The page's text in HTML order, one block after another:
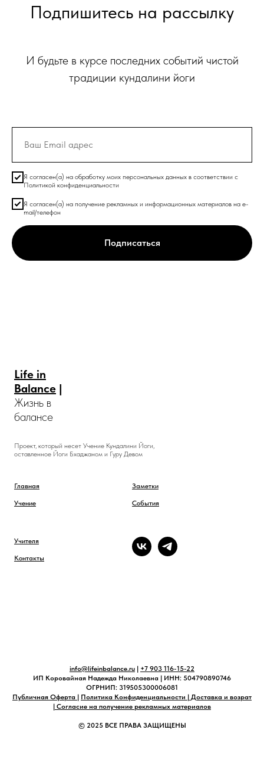
Подпишитесь на рассылку
И будьте в курсе последних событий чистой
традиции кундалини йоги
Я согласен(а) на обработку моих персональных данных в соответствии с
Политикой конфиденциальности
Я согласен(а) на получение рекламных и информационных материалов на e-
mail/телефон
Подписаться
Life in
Balance |
Жизнь в
балансе
Проект, который несет Учение Кундалини Йоги,
оставленное Йоги Бхаджаном и Гуру Девом
Главная
Учение
Заметки
События
Учителя
Контакты
info@lifeinbalance.ru | +7 903 116-15-22
ИП Коровайная Надежда Николаевна | ИНН: 504790890746
ОГРНИП: 319505300006081
Публичная Оферта | Политика Конфиденциальности | Доставка и возрат
| Согласие на получение рекламных материалов
© 2025 ВСЕ ПРАВА ЗАЩИЩЕНЫ